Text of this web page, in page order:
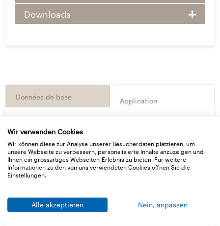
Downloads
Données de base Application
Description du produit
Ruban adhésif simple face avec application de
renforcement diagonale. Pellicule de
protection retirable en papier siliconé. Optimal
Wir verwenden Cookies
Wir können diese zur Analyse unserer Besucherdaten platzieren, um
unsere Webseite zu verbessern, personalisierte Inhalte anzuzeigen und
Ihnen ein grossartiges Webseiten-Erlebnis zu bieten. Für weitere
Informationen zu den von uns verwendeten Cookies öffnen Sie die
Einstellungen.
Alle akzeptieren Nein, anpassen